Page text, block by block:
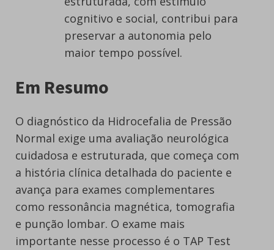
cognitivo e social, contribui para
preservar a autonomia pelo
maior tempo possível.
Em Resumo
O diagnóstico da Hidrocefalia de Pressão
Normal exige uma avaliação neurológica
cuidadosa e estruturada, que começa com
a história clínica detalhada do paciente e
avança para exames complementares
como ressonância magnética, tomografia
e punção lombar. O exame mais
importante nesse processo é o TAP Test